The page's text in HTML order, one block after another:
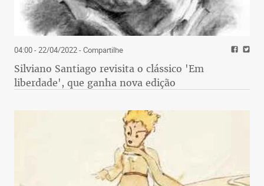
04:00 - 22/04/2022- Compartilhe
Silviano Santiago revisita o clássico 'Em
liberdade', que ganha nova edição